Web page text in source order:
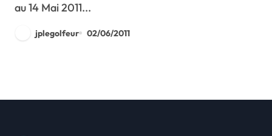
au 14 Mai 2011...
jplegolfeur 02/06/2011